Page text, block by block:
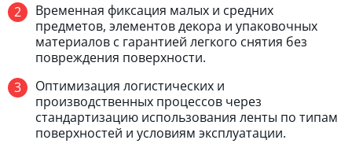
Временная фиксация малых и средних
предметов, элементов декора и упаковочных
материалов с гарантией легкого снятия без
повреждения поверхности.
Оптимизация логистических и
производственных процессов через
стандартизацию использования ленты по типам
поверхностей и условиям эксплуатации.